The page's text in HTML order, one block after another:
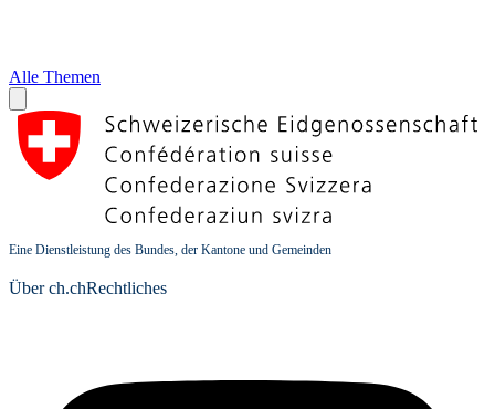
Alle Themen
Eine Dienstleistung des Bundes, der Kantone und Gemeinden
Über ch.chRechtliches